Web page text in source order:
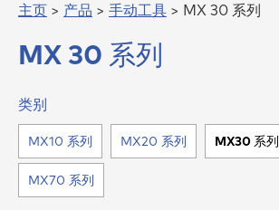
主页 > 产品 > 手动工具 > MX 30 系列
MX 30 系列
类别
MX10 系列 MX20 系列 MX30 系列
MX70 系列